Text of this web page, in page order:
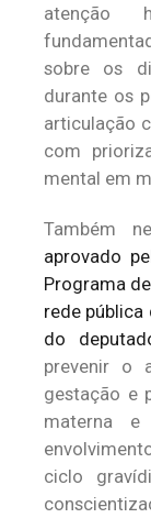
atenção
sobre os
durante os
articulação
com
mental em
Também
aprovado
Programa
rede pública
do
prevenir o
gestação e
materna
ciclo